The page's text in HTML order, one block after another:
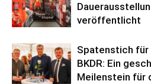
veröffentlicht
Spatenstich für
BKDR: Ein
Meilenstein für